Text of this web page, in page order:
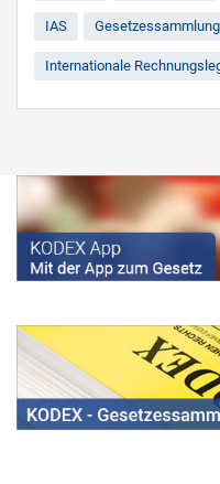
IAS Gesetzessammlung
Internationale